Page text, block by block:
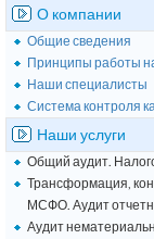
О компании
Общие сведения
Принципы работы
Наши специалисты
Система контроля
Наши услуги
Общий аудит.
Трансформация,
МСФО. Аудит
Аудит